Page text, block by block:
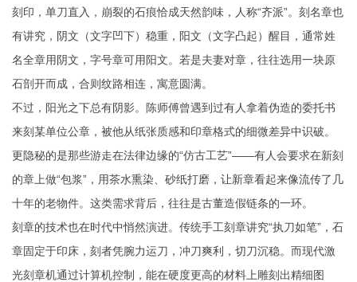
刻印，单刀直入，崩裂的石痕恰成天然韵味，人称“齐派”。刻名章也
有讲究，阴文（文字凹下）稳重，阳文（文字凸起）醒目，通常姓
名全章用阴文，字号章可用阳文。若是夫妻对章，往往选用一块原
石剖开而成，合则纹路相连，寓意圆满。
不过，阳光之下总有阴影。陈师傅曾遇到过有人拿着伪造的委托书
来刻某单位公章，被他从纸张质感和印章格式的细微差异中识破。
更隐秘的是那些游走在法律边缘的“仿古工艺”——有人会要求在新刻
的章上做“包浆”，用茶水熏染、砂纸打磨，让新章看起来像流传了几
十年的老物件。这类需求背后，往往是古董造假链条的一环。
刻章的技术也在时代中悄然演进。传统手工刻章讲究“执刀如笔”，石
章固定于印床，刻者凭腕力运刀，冲刀爽利，切刀沉稳。而现代激
光刻章机通过计算机控制，能在硬度更高的材料上雕刻出精细图